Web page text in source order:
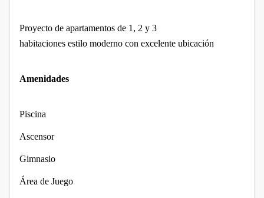
Proyecto de apartamentos de 1, 2 y 3
habitaciones estilo moderno con excelente ubicación
Amenidades
Piscina
Ascensor
Gimnasio
Área de Juego